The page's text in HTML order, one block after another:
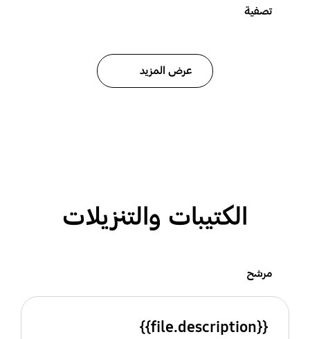
تصفية
عرض المزيد
الكتيبات والتنزيلات
مرشح
{{file.description}}